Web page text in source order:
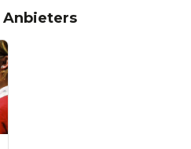
Anbieters